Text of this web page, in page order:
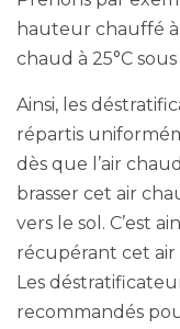
hauteur chauffé à
chaud à 25°C
Ainsi, les
répartis
dès que l’air
brasser cet air
vers le sol. C’est
récupérant cet
Les
recommandés